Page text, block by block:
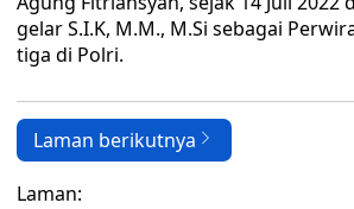
gelar S.I.K, M.M., M.Si sebagai
tiga di Polri.
Laman berikutnya
Laman: